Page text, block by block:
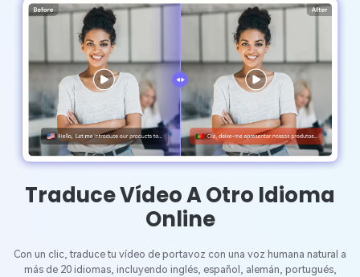
Traduce Vídeo A Otro Idioma
Online
Con un clic, traduce tu vídeo de portavoz con una voz humana natural a
más de 20 idiomas, incluyendo inglés, español, alemán, portugués,